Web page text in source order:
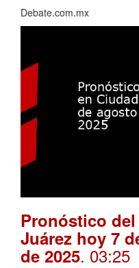
Debate.com.mx
Pronóstico
Juárez hoy 7
de 2025. 03:25